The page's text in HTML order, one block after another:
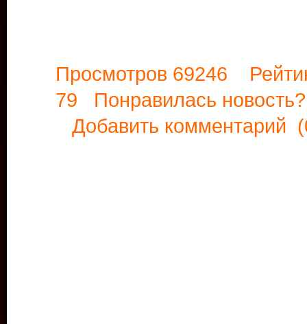
Просмотров 69246
79 Понравилась
Добавить комментарий